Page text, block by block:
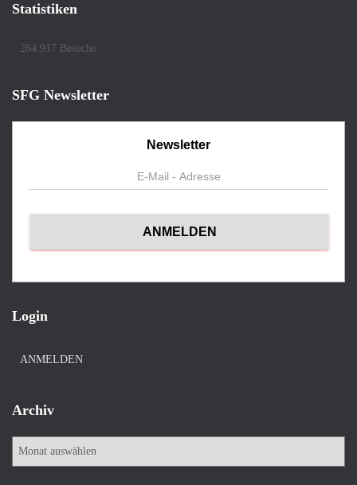
Statistiken
264.917 Besuche
SFG Newsletter
Newsletter
Login
ANMELDEN
Archiv
A